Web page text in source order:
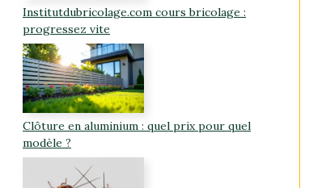
Institutdubricolage.com cours bricolage :
progressez vite
Clôture en aluminium : quel prix pour quel
modèle ?